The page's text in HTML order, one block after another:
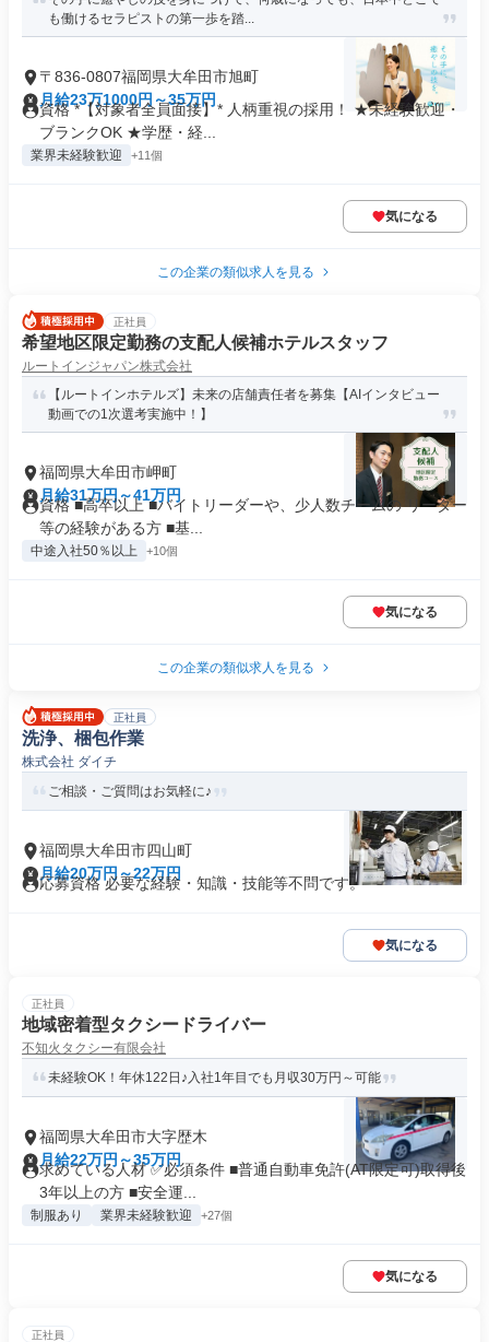
も働けるセラピストの第一歩を踏...
〒836-0807福岡県大牟田市旭町
月給23万1000円～35万円
資格 *【対象者全員面接】* 人柄重視の採用！ ★未経験歓迎・
ブランクOK ★学歴・経...
業界未経験歓迎 +11個
気になる
この企業の類似求人を見る
正社員
希望地区限定勤務の支配人候補ホテルスタッフ
ルートインジャパン株式会社
【ルートインホテルズ】未来の店舗責任者を募集【AIインタビュー
動画での1次選考実施中！】
福岡県大牟田市岬町
月給31万円～41万円
資格 ■高卒以上 ■バイトリーダーや、少人数チームの リーダー
等の経験がある方 ■基...
中途入社50％以上 +10個
気になる
この企業の類似求人を見る
正社員
洗浄、梱包作業
株式会社 ダイチ
ご相談・ご質問はお気軽に♪
福岡県大牟田市四山町
月給20万円～22万円
応募資格 必要な経験・知識・技能等不問です。
気になる
正社員
地域密着型タクシードライバー
不知火タクシー有限会社
未経験OK！年休122日♪入社1年目でも月収30万円～可能
福岡県大牟田市大字歴木
月給22万円～35万円
求めている人材 ✅必須条件 ■普通自動車免許(AT限定可)取得後
3年以上の方 ■安全運...
制服あり 業界未経験歓迎 +27個
気になる
正社員